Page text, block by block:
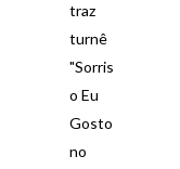
traz
turnê
"Sorris
o Eu
Gosto
no